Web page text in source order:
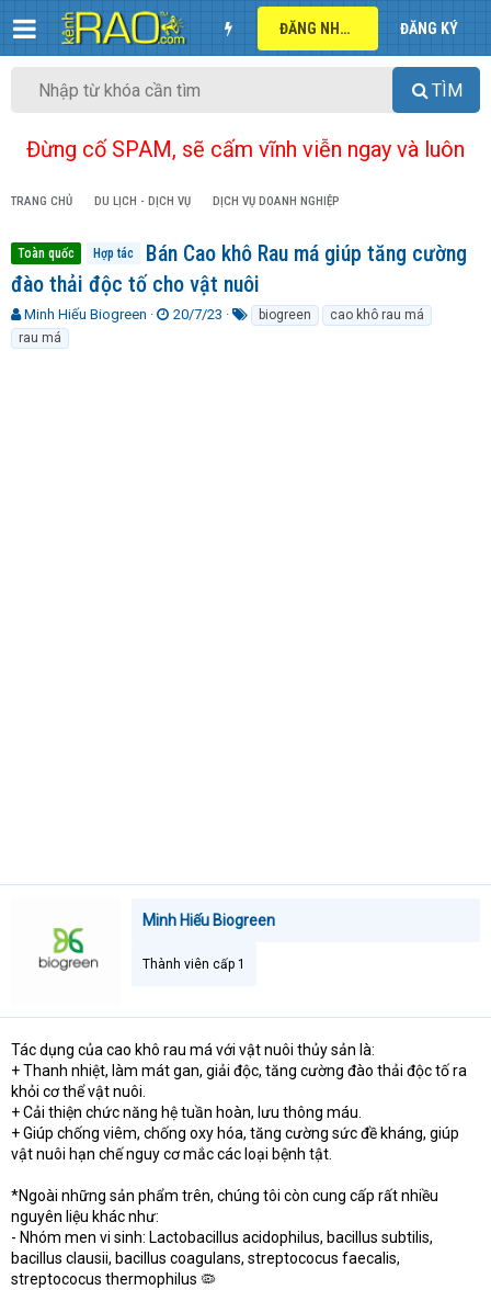
ĐĂNG NHẬP ĐĂNG KÝ
TÌM
Đừng cố SPAM, sẽ cấm vĩnh viễn ngay và luôn
TRANG CHỦ DU LỊCH - DỊCH VỤ DỊCH VỤ DOANH NGHIỆP
Toàn quốc Hợp tác
Bán Cao khô Rau má giúp tăng cường
đào thải độc tố cho vật nuôi
T
h
r
Minh Hiếu Biogreen
N
20/7/23 biogreen
cao khô rau má
rau má
Minh Hiếu Biogreen
Thành viên cấp 1
Tác dụng của cao khô rau má với vật nuôi thủy sản là:
+ Thanh nhiệt, làm mát gan, giải độc, tăng cường đào thải độc tố ra
khỏi cơ thể vật nuôi.
+ Cải thiện chức năng hệ tuần hoàn, lưu thông máu.
+ Giúp chống viêm, chống oxy hóa, tăng cường sức đề kháng, giúp
vật nuôi hạn chế nguy cơ mắc các loại bệnh tật.
*Ngoài những sản phẩm trên, chúng tôi còn cung cấp rất nhiều
nguyên liệu khác như:
- Nhóm men vi sinh: Lactobacillus acidophilus, bacillus subtilis,
bacillus clausii, bacillus coagulans, streptococus faecalis,
streptococus thermophilus 🦠